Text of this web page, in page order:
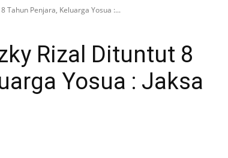
Tahun Penjara, Keluarga Yosua :...
Rizal Dituntut 8
Yosua : Jaksa